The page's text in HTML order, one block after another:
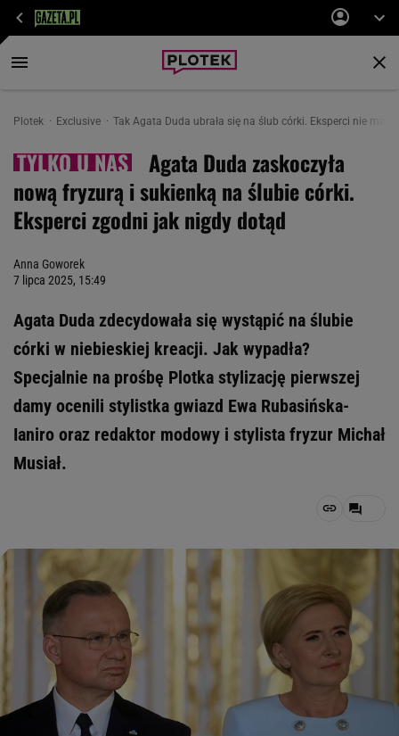
Plotek Exclusive Tak Agata Duda ubrała się na ślub córki. Eksperci nie
Agata Duda zaskoczyła
nową fryzurą i sukienką na ślubie córki.
Eksperci zgodni jak nigdy dotąd
Anna Goworek
7 lipca 2025, 15:49
Agata Duda zdecydowała się wystąpić na ślubie
córki w niebieskiej kreacji. Jak wypadła?
Specjalnie na prośbę Plotka stylizację pierwszej
damy ocenili stylistka gwiazd Ewa Rubasińska-
Ianiro oraz redaktor modowy i stylista fryzur Michał
Musiał.